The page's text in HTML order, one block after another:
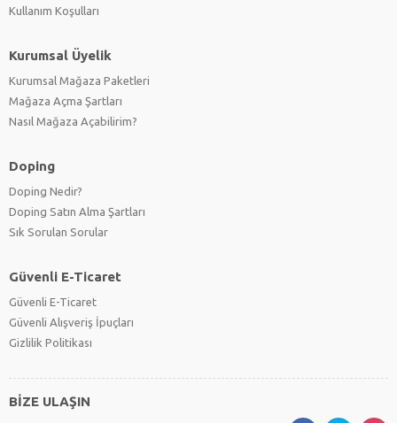
Kullanım Koşulları
Kurumsal Üyelik
Kurumsal Mağaza Paketleri
Mağaza Açma Şartları
Nasıl Mağaza Açabilirim?
Doping
Doping Nedir?
Doping Satın Alma Şartları
Sık Sorulan Sorular
Güvenli E-Ticaret
Güvenli E-Ticaret
Güvenli Alışveriş İpuçları
Gizlilik Politikası
BİZE ULAŞIN